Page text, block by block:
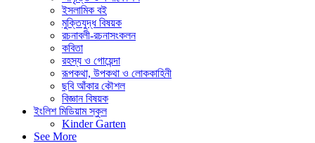
ইসলামিক বই
মুক্তিযুদ্ধ বিষয়ক
রচনাবলী-রচনাসংকলন
কবিতা
রহস্য ও গোয়েন্দা
রূপকথা, উপকথা ও লোককাহিনী
ছবি আঁকার কৌশল
বিজ্ঞান বিষয়ক
ইংলিশ মিডিয়াম স্কুল
Kinder Garten
See More